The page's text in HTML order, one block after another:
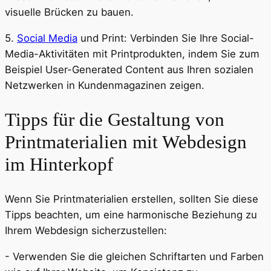
visuelle Brücken zu bauen.
5. Social Media und Print: Verbinden Sie Ihre Social-
Media-Aktivitäten mit Printprodukten, indem Sie zum
Beispiel User-Generated Content aus Ihren sozialen
Netzwerken in Kundenmagazinen zeigen.
Tipps für die Gestaltung von
Printmaterialien mit Webdesign
im Hinterkopf
Wenn Sie Printmaterialien erstellen, sollten Sie diese
Tipps beachten, um eine harmonische Beziehung zu
Ihrem Webdesign sicherzustellen:
- Verwenden Sie die gleichen Schriftarten und Farben